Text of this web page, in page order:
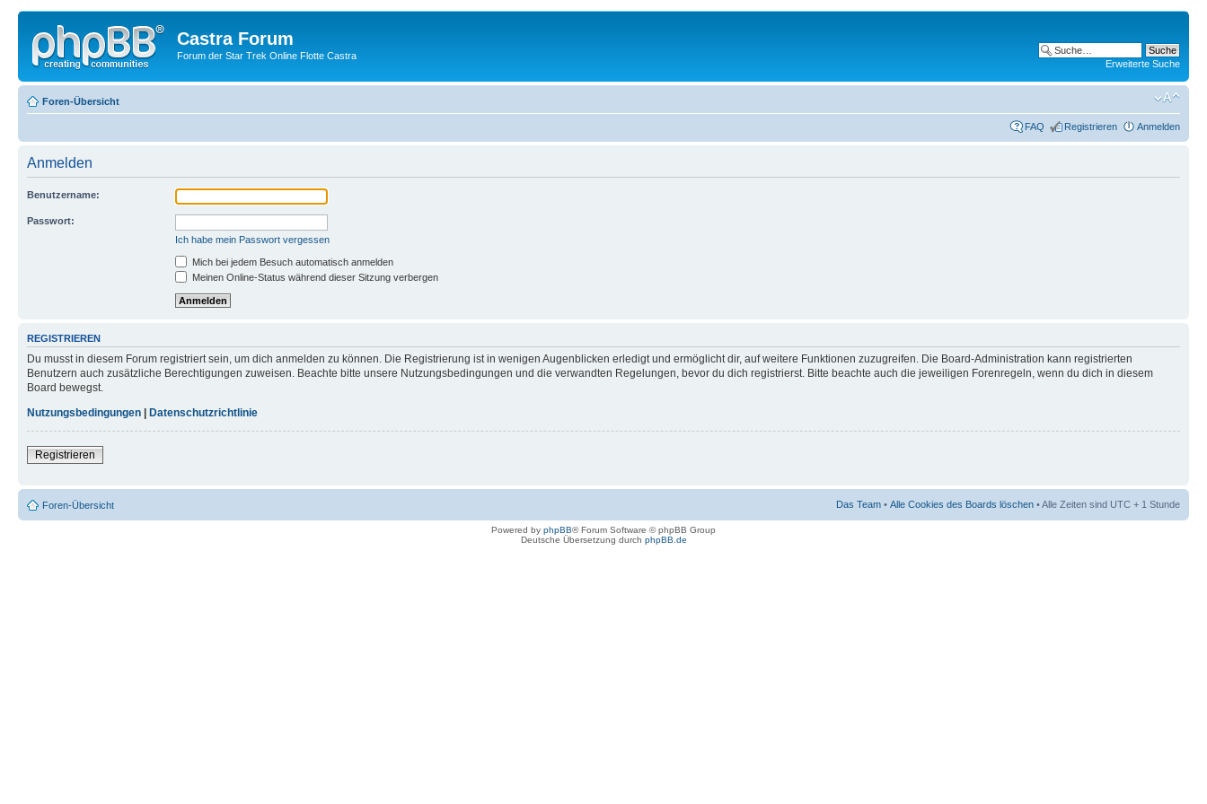
Castra Forum
Forum der Star Trek Online Flotte Castra
Erweiterte Suche
Foren-Übersicht
FAQ Registrieren Anmelden
Anmelden
Benutzername:
Passwort:
Ich habe mein Passwort vergessen
Mich bei jedem Besuch automatisch anmelden
Meinen Online-Status während dieser Sitzung verbergen
REGISTRIEREN
Du musst in diesem Forum registriert sein, um dich anmelden zu können. Die Registrierung ist in wenigen Augenblicken erledigt und ermöglicht dir, auf weitere Funktionen zuzugreifen. Die Board-Administration kann registrierten
Benutzern auch zusätzliche Berechtigungen zuweisen. Beachte bitte unsere Nutzungsbedingungen und die verwandten Regelungen, bevor du dich registrierst. Bitte beachte auch die jeweiligen Forenregeln, wenn du dich in diesem
Board bewegst.
Nutzungsbedingungen
Datenschutzrichtlinie
Registrieren
Foren-Übersicht Das Team • Alle Cookies des Boards löschen • Alle Zeiten sind UTC + 1 Stunde
Powered by phpBB® Forum Software © phpBB Group
Deutsche Übersetzung durch phpBB.de